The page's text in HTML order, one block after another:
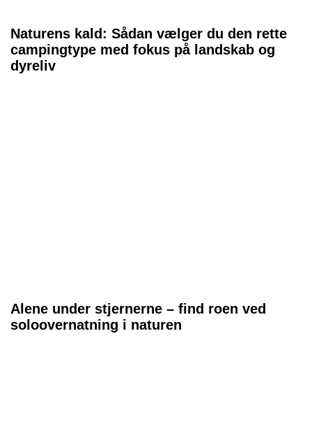
Naturens kald: Sådan vælger du den rette
campingtype med fokus på landskab og
dyreliv
Alene under stjernerne – find roen ved
soloovernatning i naturen